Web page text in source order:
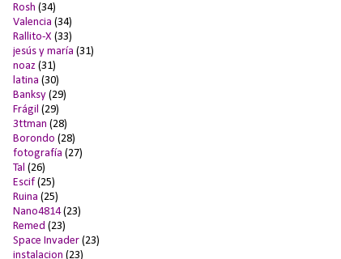
Rosh (34)
Valencia (34)
Rallito-X (33)
jesús y maría (31)
noaz (31)
latina (30)
Banksy (29)
Frágil (29)
3ttman (28)
Borondo (28)
fotografía (27)
Tal (26)
Escif (25)
Ruina (25)
Nano4814 (23)
Remed (23)
Space Invader (23)
instalacion (23)